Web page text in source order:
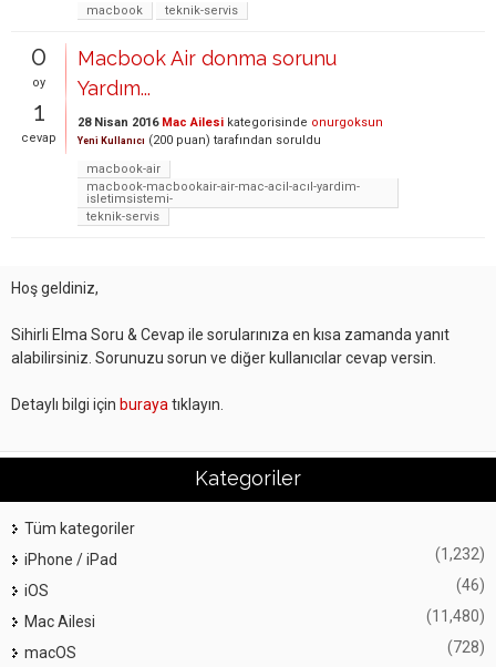
macbook
teknik-servis
0
oy
1
cevap
Macbook Air donma sorunu
Yardım...
28 Nisan 2016 Mac Ailesi kategorisinde onurgoksun
Yeni Kullanıcı (200 puan) tarafından soruldu
macbook-air
macbook-macbookair-air-mac-acil-acıl-yardim-
isletimsistemi-
teknik-servis
Hoş geldiniz,
Sihirli Elma Soru & Cevap ile sorularınıza en kısa zamanda yanıt
alabilirsiniz. Sorunuzu sorun ve diğer kullanıcılar cevap versin.
Detaylı bilgi için buraya tıklayın.
Kategoriler
Tüm kategoriler
iPhone / iPad
(1,232)
iOS (46)
Mac Ailesi (11,480)
macOS (728)